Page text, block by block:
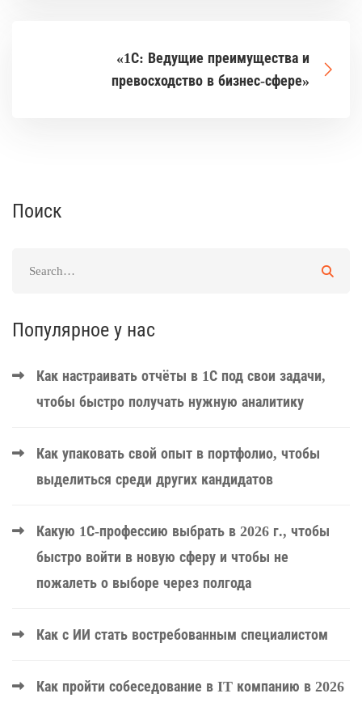
«1С: Ведущие преимущества и
превосходство в бизнес-сфере»
Поиск
Популярное у нас
Как настраивать отчёты в 1С под свои задачи,
чтобы быстро получать нужную аналитику
Как упаковать свой опыт в портфолио, чтобы
выделиться среди других кандидатов
Какую 1С-профессию выбрать в 2026 г., чтобы
быстро войти в новую сферу и чтобы не
пожалеть о выборе через полгода
Как с ИИ стать востребованным специалистом
Как пройти собеседование в IT компанию в 2026